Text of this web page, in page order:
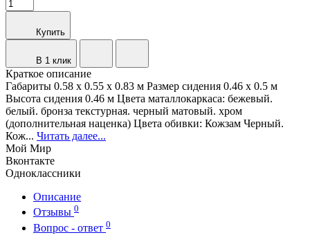
Купить
В 1 клик
Краткое описание
Габариты 0.58 х 0.55 х 0.83 м Размер сидения 0.46 х 0.5 м
Высота сидения 0.46 м Цвета маталлокаркаса: бежевый.
белый. бронза текстурная. черный матовый. хром
(дополнительная наценка) Цвета обивки: Кожзам Черный.
Кож... Читать далее...
Мой Мир
Вконтакте
Одноклассники
Описание
Отзывы 0
Вопрос - ответ 0